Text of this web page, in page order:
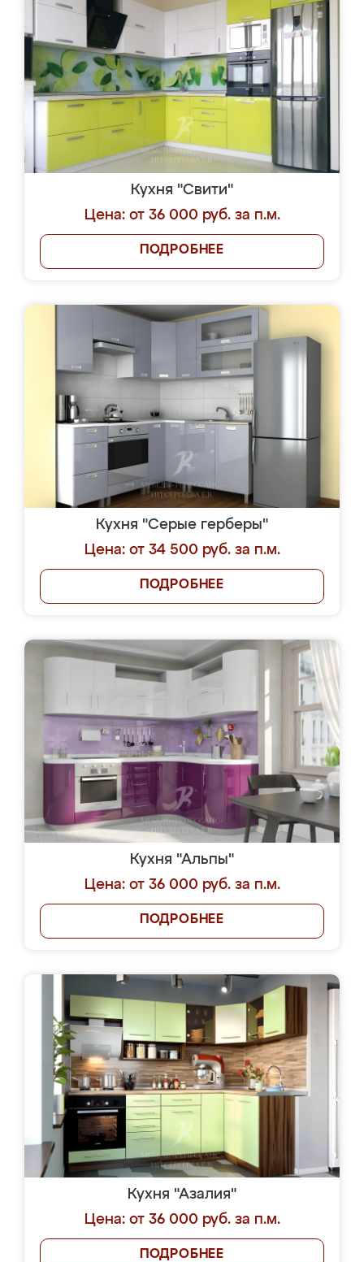
Кухня "Свити"
Цена: от 36 000 руб. за п.м.
ПОДРОБНЕЕ
Кухня "Серые герберы"
Цена: от 34 500 руб. за п.м.
ПОДРОБНЕЕ
Кухня "Альпы"
Цена: от 36 000 руб. за п.м.
ПОДРОБНЕЕ
Кухня "Азалия"
Цена: от 36 000 руб. за п.м.
ПОДРОБНЕЕ